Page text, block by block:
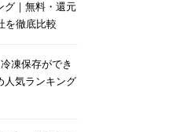
グ｜無料・還元
を徹底比較
凍保存ができ
人気ランキング